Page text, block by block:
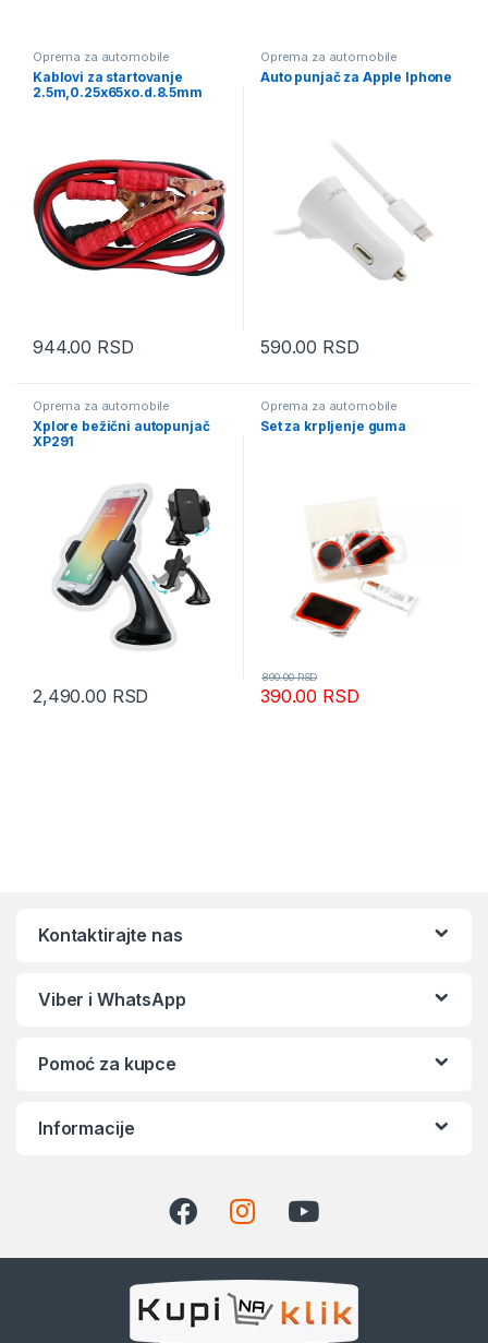
Oprema za automobile
Kablovi za startovanje
2.5m,0.25x65xo.d.8.5mm
944.00 RSD
Oprema za automobile
Auto punjač za Apple Iphone
590.00 RSD
Oprema za automobile
Xplore bežični autopunjač
XP291
2,490.00 RSD
Oprema za automobile
Set za krpljenje guma
390.00 RSD
890.00RSD
Kontaktirajte nas
Viber i WhatsApp
Pomoć za kupce
Informacije